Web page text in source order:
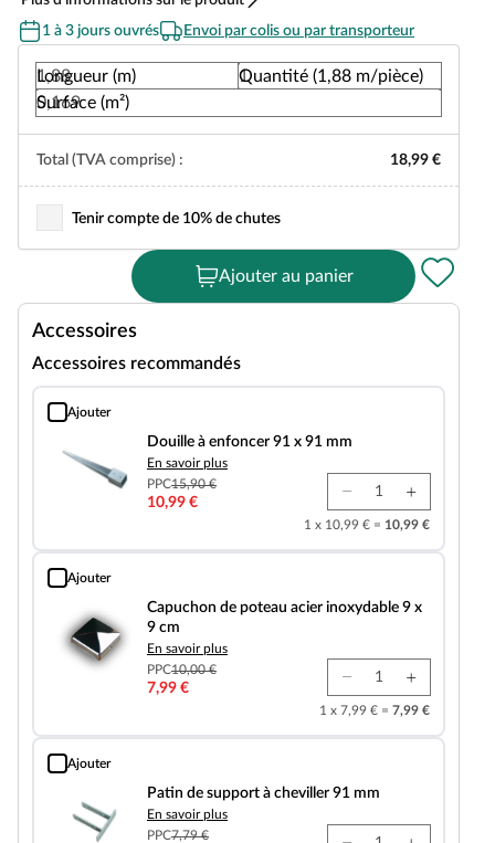
1 à 3 jours ouvrés
Envoi par colis ou par transporteur
Longueur (m)
Quantité (1,88 m/pièce)
Surface (m²)
Total (TVA comprise) : 18,99 €
Tenir compte de 10% de chutes
Ajouter au panier
Accessoires
Accessoires recommandés
Ajouter
Douille à enfoncer 91 x 91 mm
Douille à enfoncer 91 x 91 mm
En savoir plus
PPC15,90 €
10,99 €
1 x 10,99 € = 10,99 €
Ajouter
Capuchon de poteau acier inoxydable 9 x 9 cm
Capuchon de poteau acier inoxydable 9 x
9 cm
En savoir plus
PPC10,00 €
7,99 €
1 x 7,99 € = 7,99 €
Ajouter
Patin de support à cheviller 91 mm
Patin de support à cheviller 91 mm
En savoir plus
PPC7,79 €